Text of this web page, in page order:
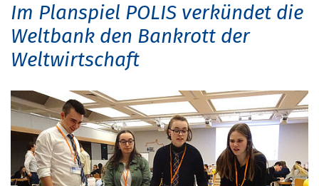
Im Planspiel POLIS verkündet die
Weltbank den Bankrott der
Weltwirtschaft